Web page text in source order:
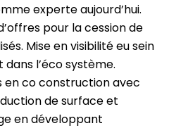
experte aujourd’hui.
pour la cession de
Mise en visibilité eu sein
dans l’éco système.
en co construction avec
de surface et
en développant